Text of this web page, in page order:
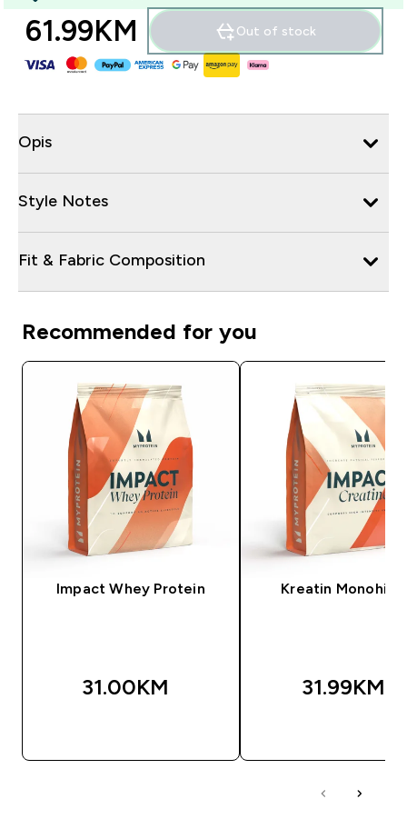
61.99KM‎ Out of stock
Opis
Style Notes
Fit & Fabric Composition
Recommended for you
Impact Whey Protein
31.00KM‎
Kreatin
31.99KM‎